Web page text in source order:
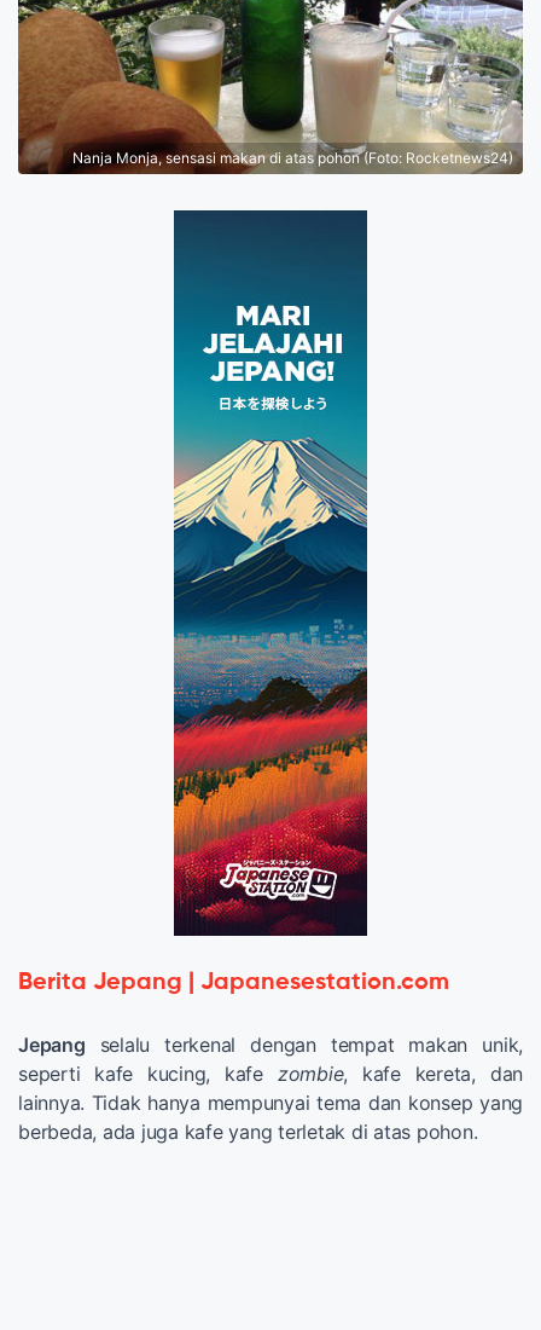
Nanja Monja, sensasi makan di atas pohon (Foto: Rocketnews24)
Berita Jepang | Japanesestation.com
Jepang selalu terkenal dengan tempat makan unik,
seperti kafe kucing, kafe zombie, kafe kereta, dan
lainnya. Tidak hanya mempunyai tema dan konsep yang
berbeda, ada juga kafe yang terletak di atas pohon.